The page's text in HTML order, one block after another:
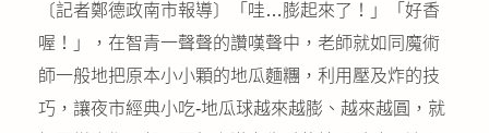
聯絡我們
友善連結
〔記者鄭德政南市報導〕「哇…膨起來了！」「好香
喔！」，在智青一聲聲的讚嘆聲中，老師就如同魔術
師一般地把原本小小顆的地瓜麵糰，利用壓及炸的技
巧，讓夜市經典小吃-地瓜球越來越膨、越來越圓，就